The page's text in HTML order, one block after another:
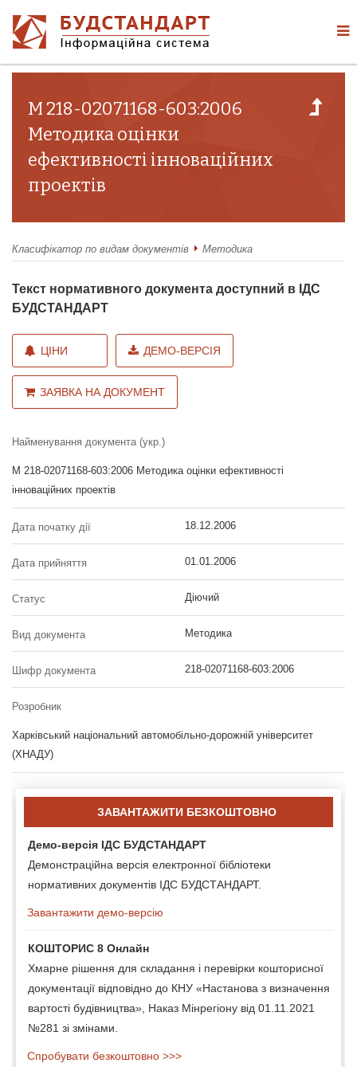
М 218-02071168-603:2006
Методика оцінки
ефективності інноваційних
проектів
Класифікатор по видам документів Методика
Текст нормативного документа доступний в ІДС
БУДСТАНДАРТ
ЦІНИ ДЕМО-ВЕРСІЯ
ЗАЯВКА НА ДОКУМЕНТ
Найменування документа (укр.)
М 218-02071168-603:2006 Методика оцінки ефективності
інноваційних проектів
Дата початку дії 18.12.2006
Дата прийняття 01.01.2006
Статус Діючий
Вид документа Методика
Шифр документа 218-02071168-603:2006
Розробник
Харківський національний автомобільно-дорожній університет
(ХНАДУ)
ЗАВАНТАЖИТИ БЕЗКОШТОВНО
Демо-версія ІДС БУДСТАНДАРТ
Демонстраційна версія електронної бібліотеки
нормативних документів ІДС БУДСТАНДАРТ.
Завантажити демо-версію
КОШТОРИС 8 Онлайн
Хмарне рішення для складання і перевірки кошторисної
документації відповідно до КНУ «Настанова з визначення
вартості будівництва», Наказ Мінрегіону від 01.11.2021
№281 зі змінами.
Спробувати безкоштовно >>>